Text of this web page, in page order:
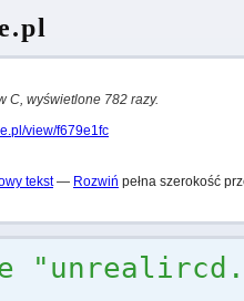
C, wyświetlone 782 razy.
view/f679e1fc
tekst — Rozwiń pełna szerokość